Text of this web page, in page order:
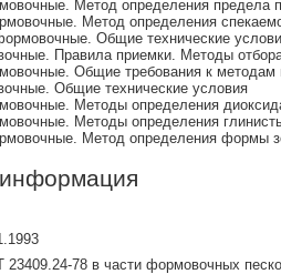
Метод определения предела
Метод определения
Общие технические
Правила приемки. Методы
Общие требования к методам
Общие технические условия
Методы определения
Методы определения
Метод определения формы
23409.24-78 в части формовочных